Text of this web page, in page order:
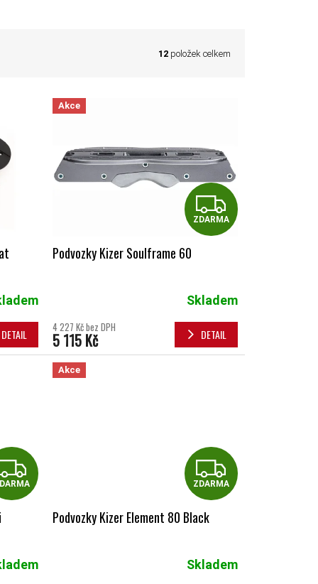
12 položek celkem
DETAIL
Akce
ZDARMA
Podvozky Kizer Soulframe 60
Skladem
4 227 Kč bez DPH
5 115 Kč DETAIL
ZDARMA
Akce
ZDARMA
Podvozky Kizer Element 80 Black
Skladem